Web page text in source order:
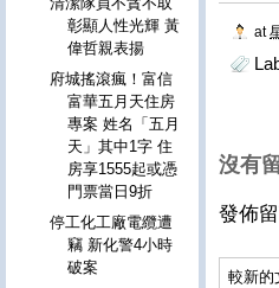
at
沒有
發佈
較新的
彰顯人性光輝 黃
偉哲親表揚
府城搖滾瘋！富信
富華五月天住房
專案 姓名「五月
天」其中1字 住
房享1555起或憑
門票當日9折
停工化工廠電纜遭
竊 新化警4小時
破案